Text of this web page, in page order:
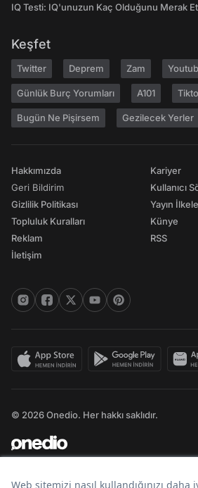
IQ Testi: IQ'unuzun Kaç Olduğunu Merak
Keşfet
Twitter Deprem Zam
Günlük Burç Yorumları A101
Bugün Ne Pişirsem Gezilecek Yerler
Hakkımızda
Geri Bildirim
Gizlilik Politikası
Topluluk Kuralları
Reklam
İletişim
Kariyer
Kullanıcı
Yayın
Künye
RSS
© 2026 Onedio. Her hakkı saklıdır.